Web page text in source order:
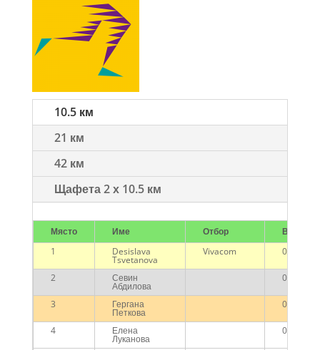
10.5 км
21 км
42 км
Щафета 2 х 10.5 км
Място Име Отбор
Време
1
Desislava
Tsvetanova
Vivacom 00:49:35
2 Севин
Абдилова
00:53:54
3 Гергана
Петкова
00:55:20
4 Елена
Луканова
00:55:40